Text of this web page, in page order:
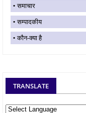
समाचार
सम्पादकीय
कौन-क्या है
TRANSLATE